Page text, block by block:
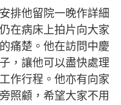
排他留院一晚作詳細
在病床上拍片向大家
痛楚。他在訪問中慶
，讓他可以盡快處理
作行程。他亦有向家
照顧，希望大家不用